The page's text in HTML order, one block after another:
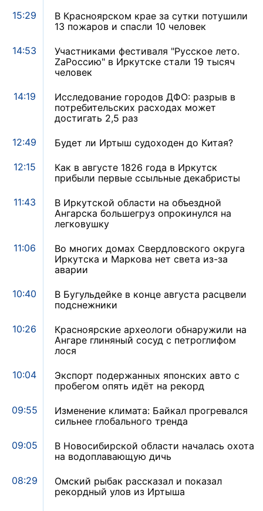
15:29
В Красноярском крае за сутки потушили
13 пожаров и спасли 10 человек
14:53
Участниками фестиваля "Русское лето.
ZaРоссию" в Иркутске стали 19 тысяч
человек
14:19
Исследование городов ДФО: разрыв в
потребительских расходах может
достигать 2,5 раз
12:49 Будет ли Иртыш судоходен до Китая?
12:15
Как в августе 1826 года в Иркутск
прибыли первые ссыльные декабристы
11:43
В Иркутской области на объездной
Ангарска большегруз опрокинулся на
легковушку
11:06
Во многих домах Свердловского округа
Иркутска и Маркова нет света из-за
аварии
10:40
В Бугульдейке в конце августа расцвели
подснежники
10:26
Красноярские археологи обнаружили на
Ангаре глиняный сосуд с петроглифом
лося
10:04
Экспорт подержанных японских авто с
пробегом опять идёт на рекорд
09:55
Изменение климата: Байкал прогревался
сильнее глобального тренда
09:05
В Новосибирской области началась охота
на водоплавающую дичь
08:29
Омский рыбак рассказал и показал
рекордный улов из Иртыша